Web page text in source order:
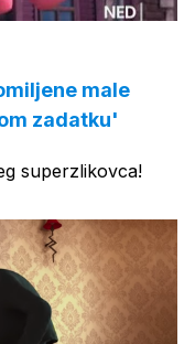
male
zadatku'
superzlikovca!